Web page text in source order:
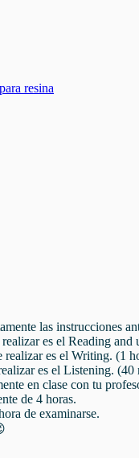
resina
las instrucciones
es el Reading
realizar es el Writing. (1
es el Listening. (40
en clase con tu
de 4 horas.
de examinarse.